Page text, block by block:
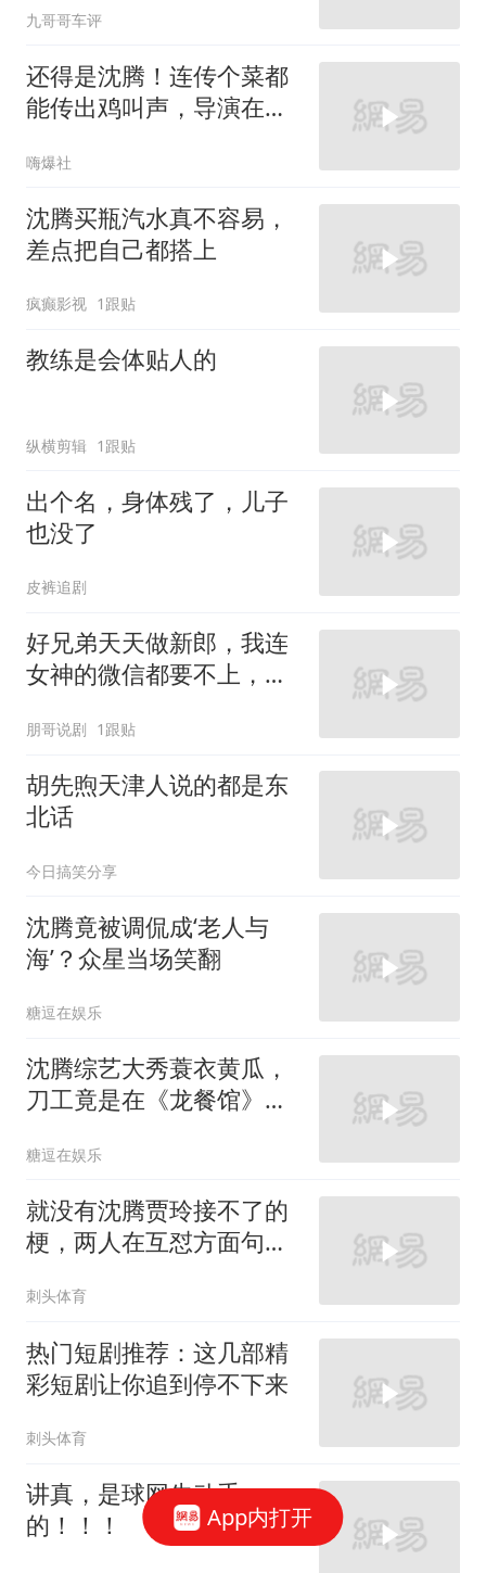
九哥哥车评
还得是沈腾！连传个菜都
能传出鸡叫声，导演在监
嗨爆社
沈腾买瓶汽水真不容易，
差点把自己都搭上
疯癫影视 1跟贴
教练是会体贴人的
纵横剪辑 1跟贴
出个名，身体残了，儿子
也没了
皮裤追剧
好兄弟天天做新郎，我连
女神的微信都要不上，真
朋哥说剧 1跟贴
胡先煦天津人说的都是东
北话
今日搞笑分享
沈腾竟被调侃成‘老人与
海’？众星当场笑翻
糖逗在娱乐
沈腾综艺大秀蓑衣黄瓜，
刀工竟是在《龙餐馆》练
糖逗在娱乐
就没有沈腾贾玲接不了的
梗，两人在互怼方面句句
刺头体育
热门短剧推荐：这几部精
彩短剧让你追到停不下来
刺头体育
讲真，是球网先动手
的！！！
App内打开